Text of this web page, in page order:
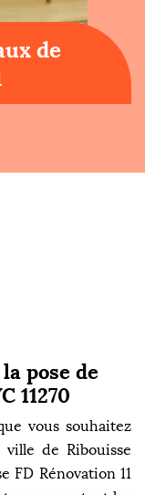
de
pose de
11270
vous souhaitez
de Ribouisse
FD Rénovation 11